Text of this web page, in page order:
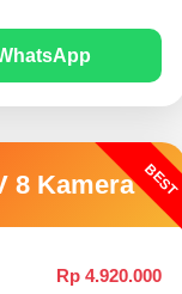
BEST
8 Kamera
Rp 4.920.000